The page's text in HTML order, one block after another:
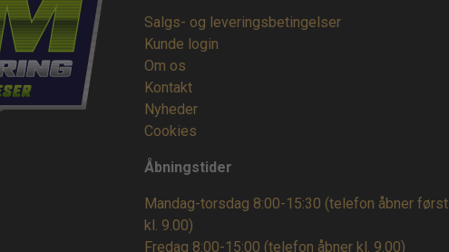
Salgs- og leveringsbetingelser
Kunde login
Om os
Kontakt
Nyheder
Cookies
Åbningstider
Mandag-torsdag 8:00-15:30 (telefon åbner først
kl. 9.00)
Fredag 8:00-15:00 (telefon åbner kl. 9.00)